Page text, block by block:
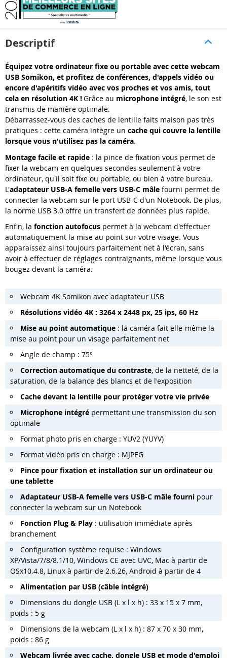
Descriptif
Équipez votre ordinateur fixe ou portable avec cette webcam
USB Somikon, et profitez de conférences, d'appels vidéo ou
encore d'apéritifs vidéo avec vos proches et vos amis, tout
cela en résolution 4K !Grâce au microphone intégré, le son est
transmis de manière optimale.
Débarrassez-vous des caches de lentille faits maison pas très
pratiques : cette caméra intègre un cache qui couvre la lentille
lorsque vous n'utilisez pas la caméra.
Montage facile et rapide : la pince de fixation vous permet de
fixer la webcam en quelques secondes seulement à votre
ordinateur, qu'il soit fixe ou portable, ou bien à votre bureau.
L'adaptateur USB-A femelle vers USB-C mâle fourni permet de
connecter la webcam sur le port USB-C d'un Notebook. De plus,
la norme USB 3.0 offre un transfert de données plus rapide.
Enfin, la fonction autofocus permet à la webcam d'effectuer
automatiquement la mise au point sur votre visage. Vous
apparaissez ainsi toujours parfaitement net à l'écran, sans
avoir à effectuer de réglages contraignants, même lorsque vous
bougez devant la caméra.
Webcam 4K Somikon avec adaptateur USB
Résolutions vidéo 4K : 3264 x 2448 px, 25 ips, 60 Hz
Mise au point automatique : la caméra fait elle-même la
mise au point pour un visage parfaitement net
Angle de champ : 75°
Correction automatique du contraste, de la netteté, de la
saturation, de la balance des blancs et de l'exposition
Cache devant la lentille pour protéger votre vie privée
Microphone intégré permettant une transmission du son
optimale
Format photo pris en charge : YUV2 (YUYV)
Format vidéo pris en charge : MJPEG
Pince pour fixation et installation sur un ordinateur ou
une tablette
Adaptateur USB-A femelle vers USB-C mâle fourni pour
connecter la webcam sur un Notebook
Fonction Plug & Play : utilisation immédiate après
branchement
Configuration système requise : Windows
XP/Vista/7/8/8.1/10, Windows CE avec UVC, Mac à partir de
OSx10.4.8, Linux à partir de 2.6.26, Android à partir de 4
Alimentation par USB (câble intégré)
Dimensions du dongle USB (L x l x h) : 33 x 15 x 7 mm,
poids : 5 g
Dimensions de la webcam (L x l x h) : 87 x 70 x 30 mm,
poids : 86 g
Webcam livrée avec cache, dongle USB et mode d'emploi